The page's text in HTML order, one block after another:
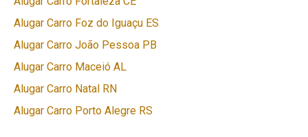
Alugar Carro Foz do Iguaçu ES
Alugar Carro João Pessoa PB
Alugar Carro Maceió AL
Alugar Carro Natal RN
Alugar Carro Porto Alegre RS